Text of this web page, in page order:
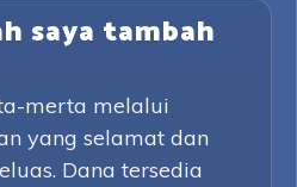
saya tambah
merta melalui
yang selamat dan
Dana tersedia